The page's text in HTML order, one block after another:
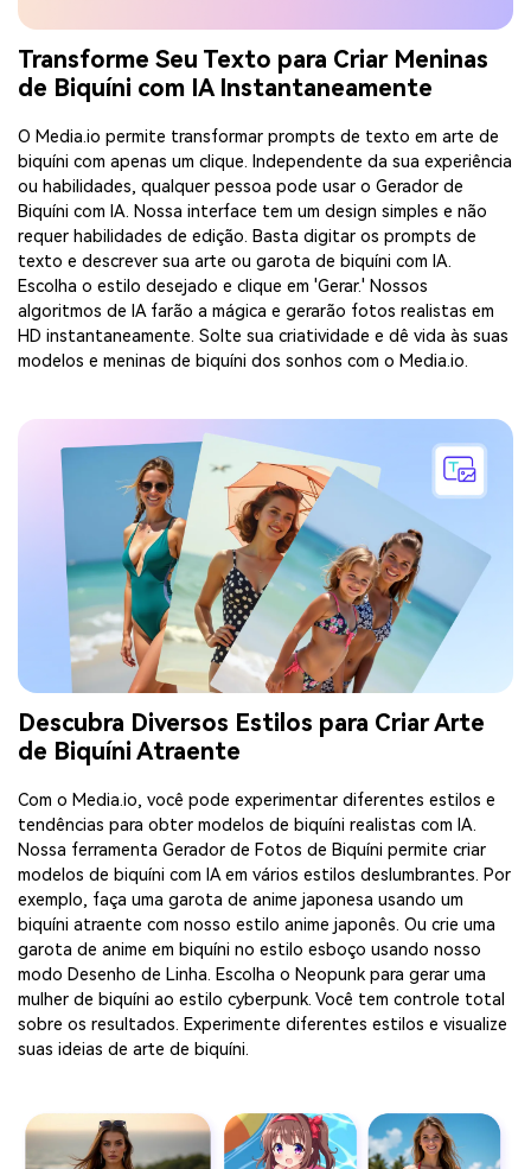
Transforme Seu Texto para Criar Meninas
de Biquíni com IA Instantaneamente
O Media.io permite transformar prompts de texto em arte de
biquíni com apenas um clique. Independente da sua experiência
ou habilidades, qualquer pessoa pode usar o Gerador de
Biquíni com IA. Nossa interface tem um design simples e não
requer habilidades de edição. Basta digitar os prompts de
texto e descrever sua arte ou garota de biquíni com IA.
Escolha o estilo desejado e clique em 'Gerar.' Nossos
algoritmos de IA farão a mágica e gerarão fotos realistas em
HD instantaneamente. Solte sua criatividade e dê vida às suas
modelos e meninas de biquíni dos sonhos com o Media.io.
Descubra Diversos Estilos para Criar Arte
de Biquíni Atraente
Com o Media.io, você pode experimentar diferentes estilos e
tendências para obter modelos de biquíni realistas com IA.
Nossa ferramenta Gerador de Fotos de Biquíni permite criar
modelos de biquíni com IA em vários estilos deslumbrantes. Por
exemplo, faça uma garota de anime japonesa usando um
biquíni atraente com nosso estilo anime japonês. Ou crie uma
garota de anime em biquíni no estilo esboço usando nosso
modo Desenho de Linha. Escolha o Neopunk para gerar uma
mulher de biquíni ao estilo cyberpunk. Você tem controle total
sobre os resultados. Experimente diferentes estilos e visualize
suas ideias de arte de biquíni.